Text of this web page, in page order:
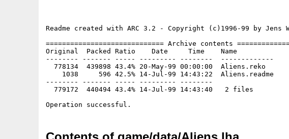
Readme created with ARC 3.2 - Copyright (c)1996-99 by Jens
============================= Archive contents
Original  Packed Ratio    Date     Time    Name
-------- ------- ----- --------- --------  -------------
  778134  439898 43.4% 20-May-99 00:00:00  Aliens.reko
    1038     596 42.5% 14-Jul-99 14:43:22  Aliens.readme
-------- ------- ----- --------- --------
  779172  440494 43.4% 14-Jul-99 14:43:40   2 files